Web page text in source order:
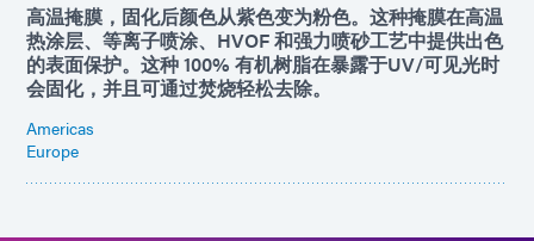
高温掩膜，固化后颜色从紫色变为粉色。这种掩膜在高温
热涂层、等离子喷涂、HVOF 和强力喷砂工艺中提供出色
的表面保护。这种 100% 有机树脂在暴露于UV/可见光时
会固化，并且可通过焚烧轻松去除。
Americas
Europe